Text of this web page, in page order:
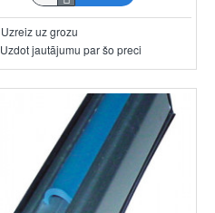
Uzreiz uz grozu
Uzdot jautājumu par šo preci